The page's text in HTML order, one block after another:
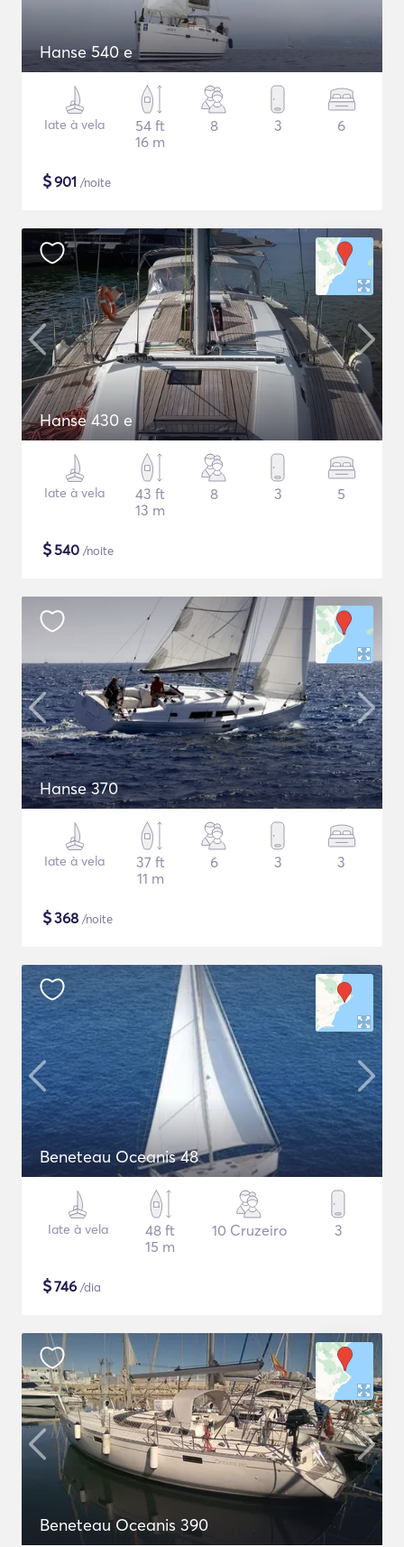
Hanse 540 e
Iate à vela
54 ft
16 m
8 3 6
$901 /noite
Hanse 430 e
Iate à vela
43 ft
13 m
8 3 5
$540 /noite
Hanse 370
Iate à vela
37 ft
11 m
6 3 3
$368 /noite
Beneteau Oceanis 48
Iate à vela
48 ft
15 m
10 Cruzeiro 3
$746 /dia
Beneteau Oceanis 390